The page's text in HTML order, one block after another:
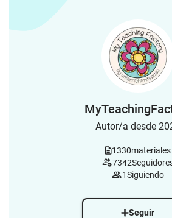
Autor/a desde
1330materiales
7342
1Siguiendo
Seguir